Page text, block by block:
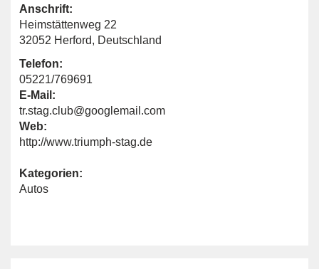
Anschrift:
Heimstättenweg 22
32052 Herford, Deutschland
Telefon:
05221/769691
E-Mail:
tr.stag.club@googlemail.com
Web:
http://www.triumph-stag.de
Kategorien:
Autos